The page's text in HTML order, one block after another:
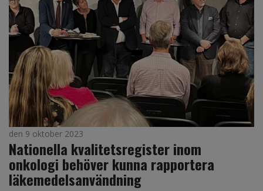
den 9 oktober 2023
Nationella kvalitetsregister inom
onkologi behöver kunna rapportera
läkemedelsanvändning